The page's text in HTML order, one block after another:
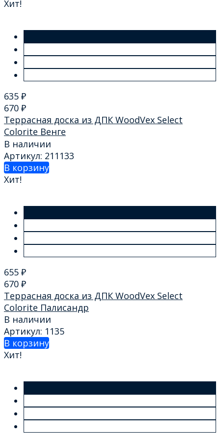
Хит!
635 ₽
670 ₽
Террасная доска из ДПК WoodVex Select
Colorite Венге
В наличии
Артикул: 211133
В корзину
Хит!
655 ₽
670 ₽
Террасная доска из ДПК WoodVex Select
Colorite Палисандр
В наличии
Артикул: 1135
В корзину
Хит!